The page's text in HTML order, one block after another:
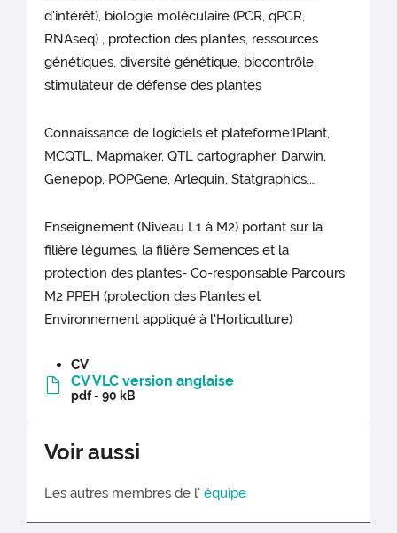
d'intérêt), biologie moléculaire (PCR, qPCR,
RNAseq) , protection des plantes, ressources
génétiques, diversité génétique, biocontrôle,
stimulateur de défense des plantes
Connaissance de logiciels et plateforme:IPlant,
MCQTL, Mapmaker, QTL cartographer, Darwin,
Genepop, POPGene, Arlequin, Statgraphics,…
Enseignement (Niveau L1 à M2) portant sur la
filière légumes, la filière Semences et la
protection des plantes- Co-responsable Parcours
M2 PPEH (protection des Plantes et
Environnement appliqué à l'Horticulture)
CV
CV VLC version anglaise
pdf - 90 kB
Voir aussi
Les autres membres de l'équipe